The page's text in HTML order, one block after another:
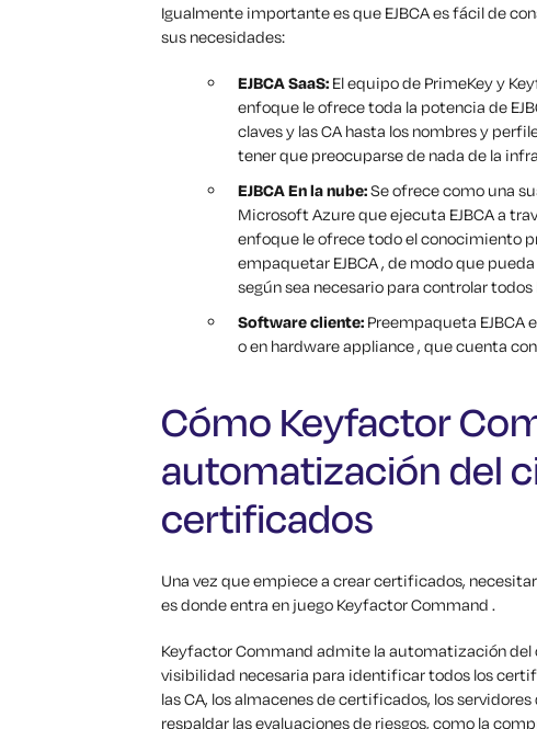
Igualmente importante es que EJBCA es fácil de
sus necesidades:
EJBCA SaaS: El equipo de PrimeKey y
enfoque le ofrece toda la potencia de
claves y las CA hasta los nombres y
tener que preocuparse de nada de la
EJBCA En la nube:Se ofrece como una
Microsoft Azure que ejecuta EJBCA a
enfoque le ofrece todo el conocimiento
empaquetar EJBCA , de modo que
según sea necesario para controlar todos
Software cliente: Preempaqueta
o en hardware appliance , que cuenta
Cómo Keyfactor
automatización del
certificados
Una vez que empiece a crear certificados,
es donde entra en juego Keyfactor Command .
Keyfactor Command admite la automatización
visibilidad necesaria para identificar todos los
las CA, los almacenes de certificados, los
respaldar las evaluaciones de riesgos, como la